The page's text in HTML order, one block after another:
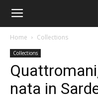
Home Collections
Collections
nata in